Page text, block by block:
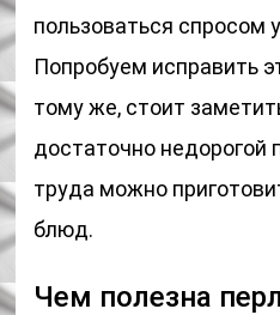
пользоваться спросом
Попробуем исправить
тому же, стоит
достаточно недорогой
труда можно
блюд.
Чем полезна